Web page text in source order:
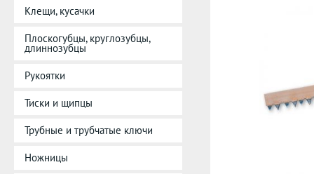
Клещи, кусачки
Плоскогубцы, круглозубцы,
длиннозубцы
Рукоятки
Тиски и щипцы
Трубные и трубчатые ключи
Ножницы